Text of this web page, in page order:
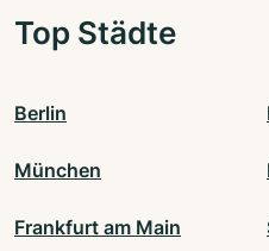
Top Städte
Berlin
München
Frankfurt am Main